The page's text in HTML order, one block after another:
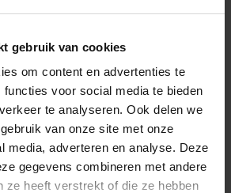
gebruik van cookies
om content en advertenties te
functies voor social media te bieden
te analyseren. Ook delen we
van onze site met onze
media, adverteren en analyse. Deze
gegevens combineren met andere
ze heeft verstrekt of die ze hebben
639370913247